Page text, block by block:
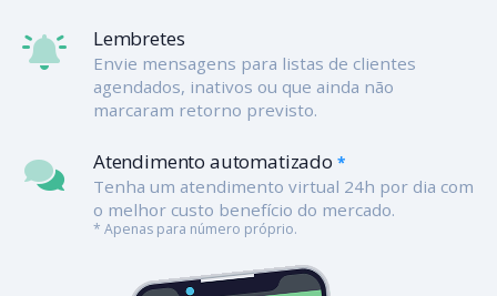
Lembretes
Envie mensagens para listas de clientes
agendados, inativos ou que ainda não
marcaram retorno previsto.
Atendimento automatizado *
Tenha um atendimento virtual 24h por dia com
o melhor custo benefício do mercado.
* Apenas para número próprio.